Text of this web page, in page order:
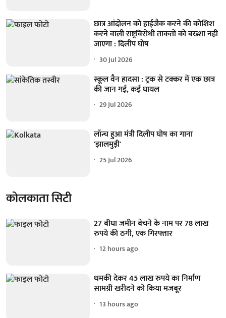
छात्र आंदोलन को हाईजैक करने की कोशिश
करने वाली राष्ट्रविरोधी ताकतों को बख्शा नहीं
जाएगा : दिलीप घोष
30 Jul 2026
स्कूल वैन हादसा : ट्रक से टक्कर में एक छात्र
की जान गई, कई घायल
29 Jul 2026
लॉन्च हुआ मंत्री दिलीप घोष का गाना
'झालमुड़ी'
25 Jul 2026
कोलकाता सिटी
27 बीघा जमीन बेचने के नाम पर 78 लाख
रुपये की ठगी, एक गिरफ्तार
12 hours ago
धमकी देकर 45 लाख रुपये का निर्माण
सामग्री खरीदने को किया मजबूर
13 hours ago